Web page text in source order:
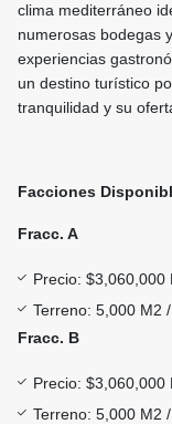
clima mediterráneo
numerosas bodegas
experiencias
un destino turístico
tranquilidad y su
Facciones
Fracc. A
Precio: $3,060,000
Terreno: 5,000 M2 /
Fracc. B
Precio: $3,060,000
Terreno: 5,000 M2 /